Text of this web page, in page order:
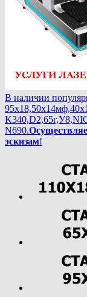
В наличии
N690.
эскизам!